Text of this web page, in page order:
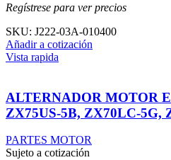
Regístrese para ver precios
SKU: J222-03A-010400
Añadir a cotización
Vista rapida
ALTERNADOR MOTOR
ZX75US-5B, ZX70LC-5G,
PARTES MOTOR
Sujeto a cotización